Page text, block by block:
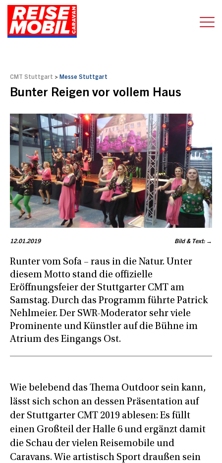
CMT Stuttgart > Messe Stuttgart
Bunter Reigen vor vollem Haus
12.01.2019 Bild & Text: →
Runter vom Sofa – raus in die Natur. Unter
diesem Motto stand die offizielle
Eröffnungsfeier der Stuttgarter CMT am
Samstag. Durch das Programm führte Patrick
Nehlmeier. Der SWR-Moderator sehr viele
Prominente und Künstler auf die Bühne im
Atrium des Eingangs Ost.
Wie belebend das Thema Outdoor sein kann,
lässt sich schon an dessen Präsentation auf
der Stuttgarter CMT 2019 ablesen: Es füllt
einen Großteil der Halle 6 und ergänzt damit
die Schau der vielen Reisemobile und
Caravans. Wie artistisch Sport draußen sein